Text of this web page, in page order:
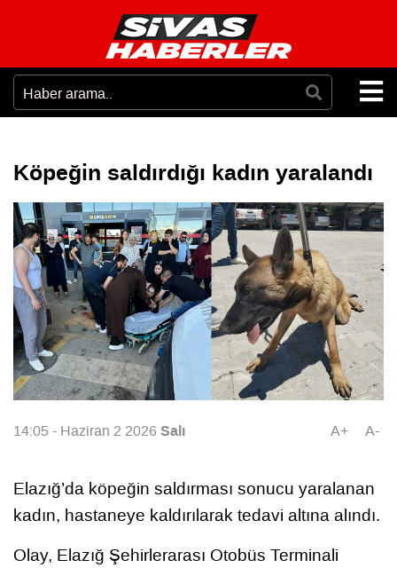
Köpeğin saldırdığı kadın yaralandı
14:05 - Haziran 2 2026 Salı A+ A-
Elazığ’da köpeğin saldırması sonucu yaralanan
kadın, hastaneye kaldırılarak tedavi altına alındı.
Olay, Elazığ Şehirlerarası Otobüs Terminali